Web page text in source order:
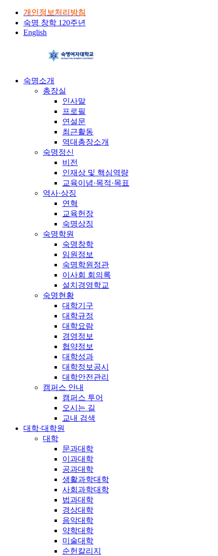
개인정보처리방침
숙명 창학 120주년
English
숙명소개
총장실
인사말
프로필
연설문
최근활동
역대총장소개
숙명정신
비전
인재상 및 핵심역량
교육이념·목적·목표
역사·상징
연혁
교육헌장
숙명상징
숙명학원
숙명창학
임원정보
숙명학원정관
이사회 회의록
설치경영학교
숙명현황
대학기구
대학규정
대학요람
경영정보
협약정보
대학성과
대학정보공시
대학안전관리
캠퍼스 안내
캠퍼스 투어
오시는 길
교내 검색
대학·대학원
대학
문과대학
이과대학
공과대학
생활과학대학
사회과학대학
법과대학
경상대학
음악대학
약학대학
미술대학
순헌칼리지